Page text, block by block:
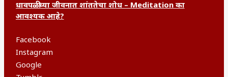
धावपळीच्या जीवनात शांततेचा शोध – Meditation का
आवश्यक आहे?
Facebook
Instagram
Google